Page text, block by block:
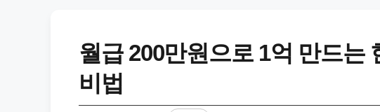
월급 200만원으로 1억 만드는
비법